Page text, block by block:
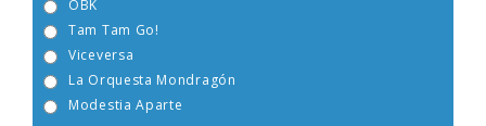
OBK
Tam Tam Go!
Viceversa
La Orquesta Mondragón
Modestia Aparte